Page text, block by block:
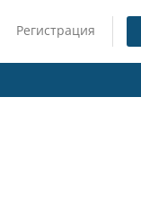
Регистрация